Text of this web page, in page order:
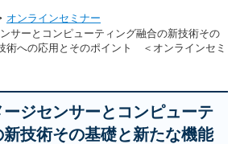
オンラインセミナー
サーとコンピューティング融合の新技術その
術への応用とそのポイント ＜オンラインセミ
ージセンサーとコンピューテ
新技術その基礎と新たな機能